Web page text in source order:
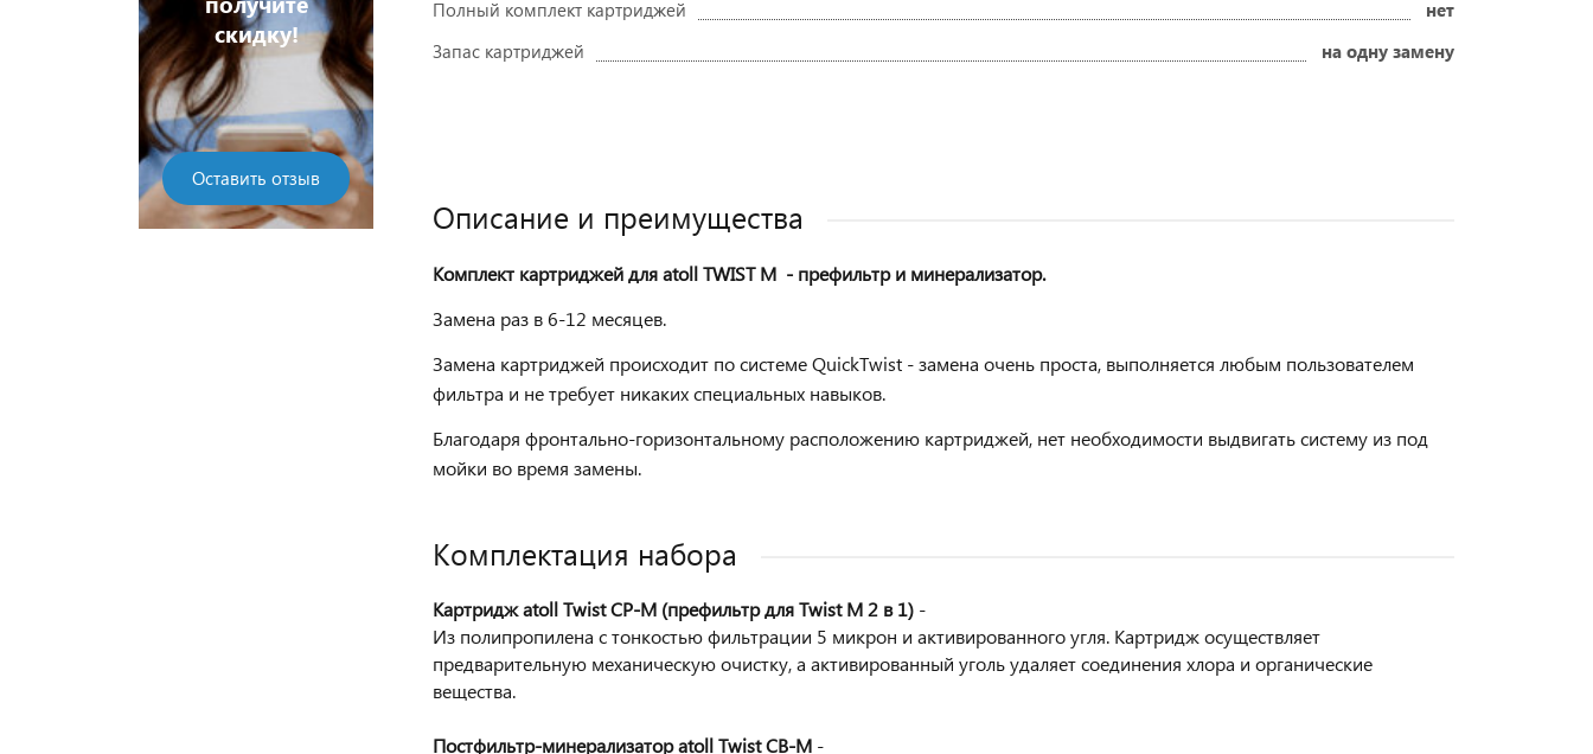
скидку!
Оставить отзыв
Полный комплект картриджей
нет
Запас картриджей
на одну замену
Описание и преимущества
Комплект картриджей для atoll TWIST M - префильтр и минерализатор.
Замена раз в 6-12 месяцев.
Замена картриджей происходит по системе QuickTwist - замена очень проста, выполняется любым пользователем
фильтра и не требует никаких специальных навыков.
Благодаря фронтально-горизонтальному расположению картриджей, нет необходимости выдвигать систему из под
мойки во время замены.
Комплектация набора
Картридж atoll Twist CP-M (префильтр для Twist M 2 в 1) -
Из полипропилена с тонкостью фильтрации 5 микрон и активированного угля. Картридж осуществляет
предварительную механическую очистку, а активированный уголь удаляет соединения хлора и органические
вещества.
Постфильтр-минерализатор atoll Twist CB-M -